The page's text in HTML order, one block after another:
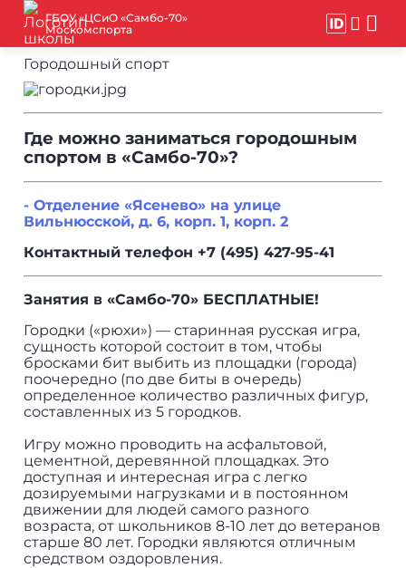
ГБОУ «ЦСиО «Самбо-70»
Москомспорта
Городошный спорт
Где можно заниматься городошным
спортом в «Самбо-70»?
- Отделение «Ясенево» на улице
Вильнюсской, д. 6, корп. 1, корп. 2
Контактный телефон +7 (495) 427-95-41
Занятия в «Самбо-70» БЕСПЛАТНЫЕ!
Городки («рюхи») — старинная русская игра,
сущность которой состоит в том, чтобы
бросками бит выбить из площадки (города)
поочередно (по две биты в очередь)
определенное количество различных фигур,
составленных из 5 городков.
Игру можно проводить на асфальтовой,
цементной, деревянной площадках. Это
доступная и интересная игра с легко
дозируемыми нагрузками и в постоянном
движении для людей самого разного
возраста, от школьников 8-10 лет до ветеранов
старше 80 лет. Городки являются отличным
средством оздоровления.